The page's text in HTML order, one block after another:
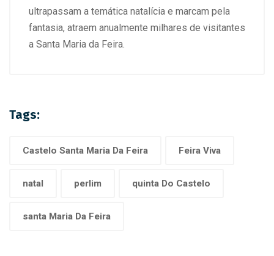
ultrapassam a temática natalícia e marcam pela
fantasia, atraem anualmente milhares de visitantes
a Santa Maria da Feira.
Tags:
Castelo Santa Maria Da Feira Feira Viva
natal perlim quinta Do Castelo
santa Maria Da Feira